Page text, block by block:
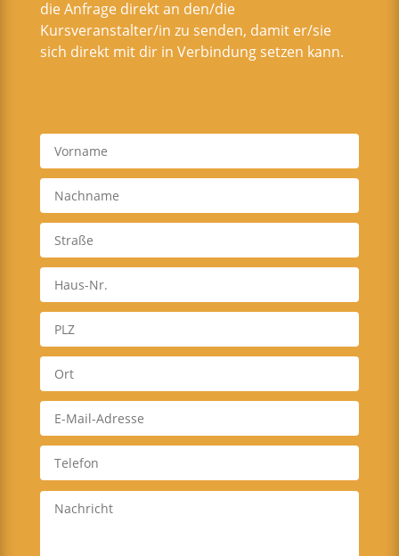
die Anfrage direkt an den/die
Kursveranstalter/in zu senden, damit er/sie
sich direkt mit dir in Verbindung setzen kann.